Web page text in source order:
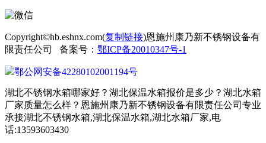
Copyright©hb.eshnx.com(复制链接)恩施州康乃新不锈钢设备有
限责任公司 备案号： 鄂ICP备20010347号-1
鄂公网安备42280102001194号
湖北不锈钢水箱哪家好？湖北保温水箱报价是多少？湖北水箱
厂家质量怎么样？恩施州康乃新不锈钢设备有限责任公司专业
承接湖北不锈钢水箱,湖北保温水箱,湖北水箱厂家,电
话:13593603430